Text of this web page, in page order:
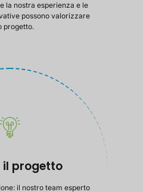
la nostra esperienza e le
possono valorizzare
progetto.
il progetto
il nostro team esperto